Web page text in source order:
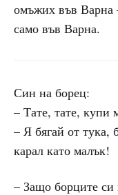
омъжих във
само във Варна.
Син на борец:
– Тате, тате, купи
– Я бягай от тука,
карал като малък!
– Защо борците си